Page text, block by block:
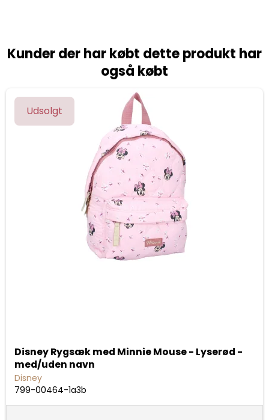
Kunder der har købt dette produkt har
også købt
Udsolgt
Disney Rygsæk med Minnie Mouse - Lyserød -
med/uden navn
Disney
799-00464-1a3b